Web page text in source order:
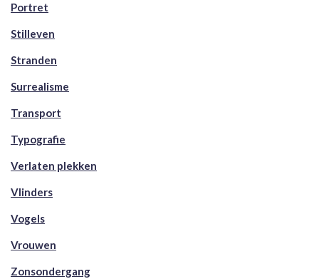
Portret
Stilleven
Stranden
Surrealisme
Transport
Typografie
Verlaten plekken
Vlinders
Vogels
Vrouwen
Zonsondergang